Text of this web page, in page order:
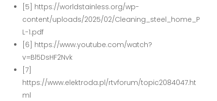
[5] https://worldstainless.org/wp-
content/uploads/2025/02/Cleaning_steel_home_P
L-1.pdf
[6] https://www.youtube.com/watch?
v=Bl5DsHF2Nvk
[7]
https://www.elektroda.pl/rtvforum/topic2084047.ht
ml